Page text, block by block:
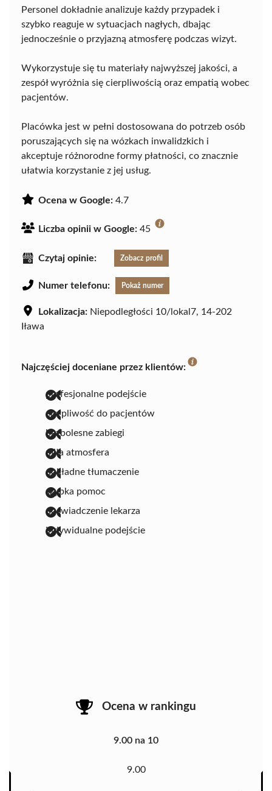
Personel dokładnie analizuje każdy przypadek i
szybko reaguje w sytuacjach nagłych, dbając
jednocześnie o przyjazną atmosferę podczas wizyt.
Wykorzystuje się tu materiały najwyższej jakości, a
zespół wyróżnia się cierpliwością oraz empatią wobec
pacjentów.
Placówka jest w pełni dostosowana do potrzeb osób
poruszających się na wózkach inwalidzkich i
akceptuje różnorodne formy płatności, co znacznie
ułatwia korzystanie z jej usług.
Ocena w Google: 4.7
Liczba opinii w Google: 45
Czytaj opinie: Zobacz profil
Numer telefonu: Pokaż numer
Lokalizacja: Niepodległości 10/lokal7, 14-202
Iława
Najczęściej doceniane przez klientów:
profesjonalne podejście
cierpliwość do pacjentów
bezbolesne zabiegi
miła atmosfera
dokładne tłumaczenie
szybka pomoc
doświadczenie lekarza
indywidualne podejście
Ocena w rankingu
9.00 na 10
9.00